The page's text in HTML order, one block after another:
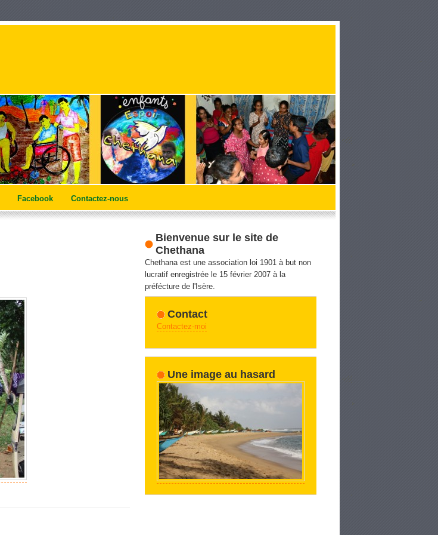
Facebook Contactez-nous
Bienvenue sur le site de
Chethana
Chethana est une association loi 1901 à but non
lucratif enregistrée le 15 février 2007 à la
préfécture de l'Isère.
Contact
Contactez-moi
Une image au hasard